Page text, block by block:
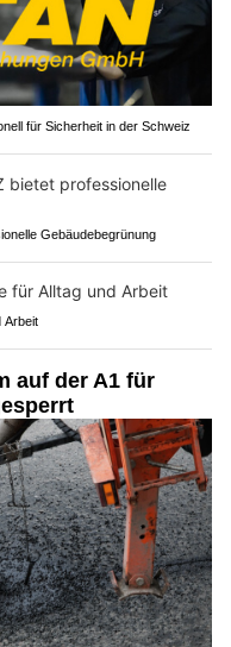
für Sicherheit in der Schweiz
Gebäudebegrünung
Arbeit
auf der A1 für